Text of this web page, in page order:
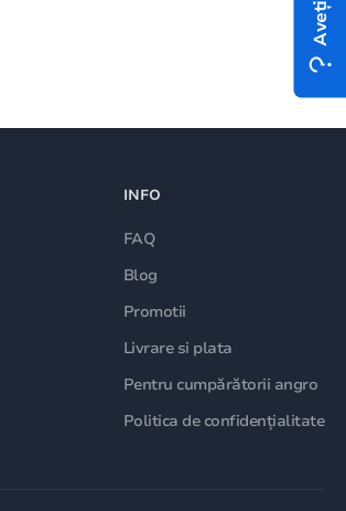
INFO
FAQ
Blog
Promotii
Livrare si plata
Pentru cumpărătorii angro
Politica de confidențialitate